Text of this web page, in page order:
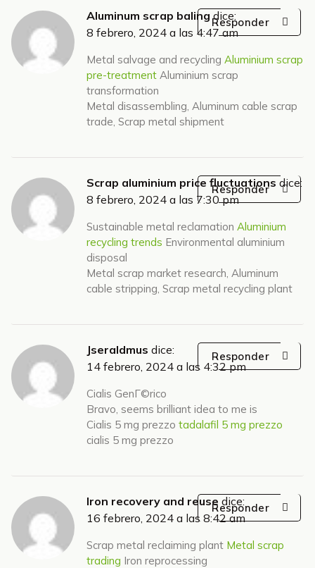
Aluminum scrap baling dice:
8 febrero, 2024 a las 4:47 am
Metal salvage and recycling Aluminium scrap
pre-treatment Aluminium scrap
transformation
Metal disassembling, Aluminum cable scrap
trade, Scrap metal shipment
Responder
Scrap aluminium price fluctuations dice:
8 febrero, 2024 a las 7:30 pm
Sustainable metal reclamation Aluminium
recycling trends Environmental aluminium
disposal
Metal scrap market research, Aluminum
cable stripping, Scrap metal recycling plant
Responder
Jseraldmus dice:
14 febrero, 2024 a las 4:32 pm
Cialis GenГ©rico
Bravo, seems brilliant idea to me is
Cialis 5 mg prezzo tadalafil 5 mg prezzo
cialis 5 mg prezzo
Responder
Iron recovery and reuse dice:
16 febrero, 2024 a las 8:42 am
Scrap metal reclaiming plant Metal scrap
trading Iron reprocessing
Responder